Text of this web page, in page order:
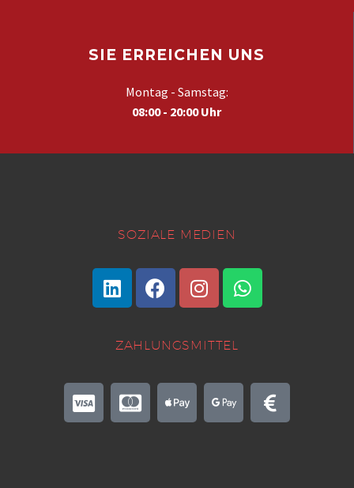
SIE ERREICHEN UNS
Montag - Samstag:
08:00 - 20:00 Uhr
SOZIALE MEDIEN
ZAHLUNGSMITTEL